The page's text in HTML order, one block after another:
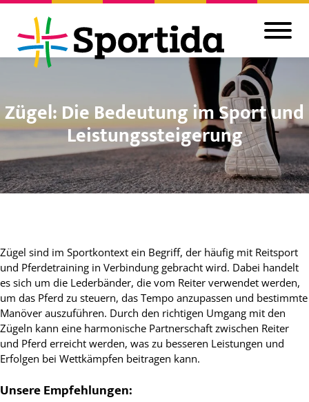
Zügel: Die Bedeutung im Sport und
Leistungssteigerung
Zügel sind im Sportkontext ein Begriff, der häufig mit Reitsport
und Pferdetraining in Verbindung gebracht wird. Dabei handelt
es sich um die Lederbänder, die vom Reiter verwendet werden,
um das Pferd zu steuern, das Tempo anzupassen und bestimmte
Manöver auszuführen. Durch den richtigen Umgang mit den
Zügeln kann eine harmonische Partnerschaft zwischen Reiter
und Pferd erreicht werden, was zu besseren Leistungen und
Erfolgen bei Wettkämpfen beitragen kann.
Unsere Empfehlungen: